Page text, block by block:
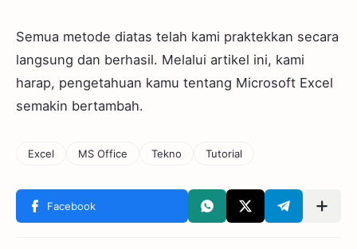
Semua metode diatas telah kami praktekkan secara
langsung dan berhasil. Melalui artikel ini, kami
harap, pengetahuan kamu tentang Microsoft Excel
semakin bertambah.